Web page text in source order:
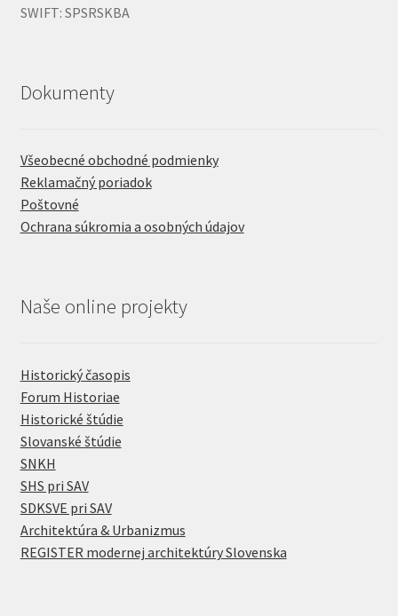
SWIFT: SPSRSKBA
Dokumenty
Všeobecné obchodné podmienky
Reklamačný poriadok
Poštovné
Ochrana súkromia a osobných údajov
Naše online projekty
Historický časopis
Forum Historiae
Historické štúdie
Slovanské štúdie
SNKH
SHS pri SAV
SDKSVE pri SAV
Architektúra & Urbanizmus
REGISTER modernej architektúry Slovenska